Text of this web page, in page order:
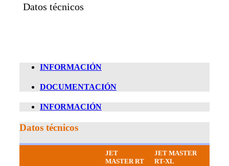
Datos técnicos
INFORMACIÓN
DOCUMENTACIÓN
INFORMACIÓN
Datos técnicos
JET
MASTER RT
JET MASTER
RT-XL